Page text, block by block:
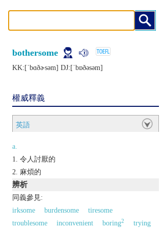
bothersome
KK:[ˈbɑðɚsǝm] DJ:[ˈbɒðǝsǝm]
權威釋義
英語
a.
令人討厭的
麻煩的
辨析
同義參見:
irksome
burdensome
tiresome
troublesome
inconvenient boring2 trying